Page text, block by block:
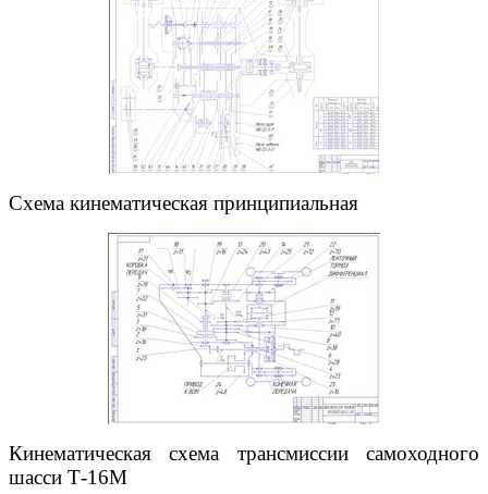
Схема кинематическая принципиальная
Кинематическая схема трансмиссии самоходного
шасси Т-16М